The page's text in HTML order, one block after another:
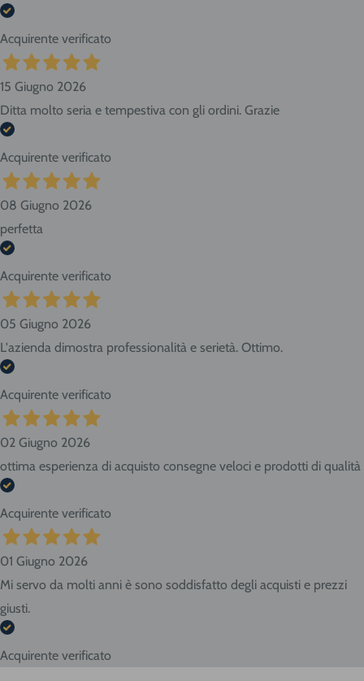
Acquirente verificato
15 Giugno 2026
Ditta molto seria e tempestiva con gli ordini. Grazie
Acquirente verificato
08 Giugno 2026
perfetta
Acquirente verificato
05 Giugno 2026
L'azienda dimostra professionalità e serietà. Ottimo.
Acquirente verificato
02 Giugno 2026
ottima esperienza di acquisto consegne veloci e prodotti di qualità
Acquirente verificato
01 Giugno 2026
Mi servo da molti anni è sono soddisfatto degli acquisti e prezzi
giusti.
Acquirente verificato